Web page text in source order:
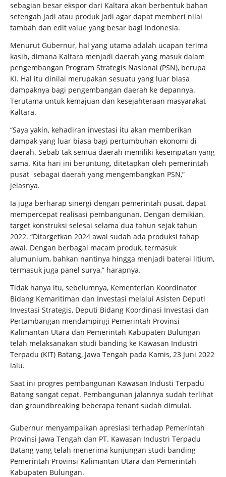
sebagian besar ekspor dari Kaltara akan berbentuk bahan
setengah jadi atau produk jadi agar dapat memberi nilai
tambah dan edit value yang besar bagi Indonesia.
Menurut Gubernur, hal yang utama adalah ucapan terima
kasih, dimana Kaltara menjadi daerah yang masuk dalam
pengembangan Program Strategis Nasional (PSN), berupa
KI. Hal itu dinilai merupakan sesuatu yang luar biasa
dampaknya bagi pengembangan daerah ke depannya.
Terutama untuk kemajuan dan kesejahteraan masyarakat
Kaltara.
“Saya yakin, kehadiran investasi itu akan memberikan
dampak yang luar biasa bagi pertumbuhan ekonomi di
daerah. Sebab tak semua daerah memiliki kesempatan yang
sama. Kita hari ini beruntung, ditetapkan oleh pemerintah
pusat sebagai daerah yang mengembangkan PSN,”
jelasnya.
Ia juga berharap sinergi dengan pemerintah pusat, dapat
mempercepat realisasi pembangunan. Dengan demikian,
target konstruksi selesai selama dua tahun sejak tahun
2022. “Ditargetkan 2024 awal sudah ada produksi tahap
awal. Dengan berbagai macam produk, termasuk
alumunium, bahkan nantinya hingga menjadi baterai litium,
termasuk juga panel surya,” harapnya.
Tidak hanya itu, sebelumnya, Kementerian Koordinator
Bidang Kemaritiman dan Investasi melalui Asisten Deputi
Investasi Strategis, Deputi Bidang Koordinasi Investasi dan
Pertambangan mendampingi Pemerintah Provinsi
Kalimantan Utara dan Pemerintah Kabupaten Bulungan
telah melaksanakan studi banding ke Kawasan Industri
Terpadu (KIT) Batang, Jawa Tengah pada Kamis, 23 Juni 2022
lalu.
Saat ini progres pembangunan Kawasan Industi Terpadu
Batang sangat cepat. Pembangunan jalannya sudah terlihat
dan groundbreaking beberapa tenant sudah dimulai.
Gubernur menyampaikan apresiasi terhadap Pemerintah
Provinsi Jawa Tengah dan PT. Kawasan Industri Terpadu
Batang yang telah menerima kunjungan studi banding
Pemerintah Provinsi Kalimantan Utara dan Pemerintah
Kabupaten Bulungan.